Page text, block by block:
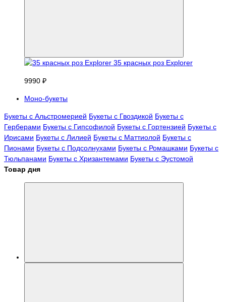
35 красных роз Explorer
9990 ₽
Моно-букеты
Букеты с Альстромерией Букеты с Гвоздикой Букеты с
Герберами Букеты с Гипсофилой Букеты с Гортензией Букеты с
Ирисами Букеты с Лилией Букеты с Маттиолой Букеты с
Пионами Букеты с Подсолнухами Букеты с Ромашками Букеты с
Тюльпанами Букеты с Хризантемами Букеты с Эустомой
Товар дня